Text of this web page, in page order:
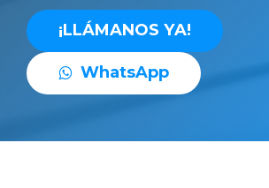
¡LLÁMANOS YA!
WhatsApp